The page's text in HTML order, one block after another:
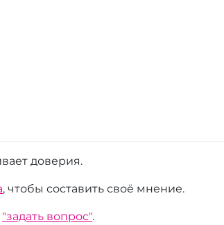
доверия.
, чтобы составить своё мнение.
"задать вопрос".